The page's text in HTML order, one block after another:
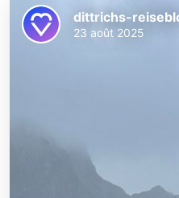
dittrichs-
23 août 2025